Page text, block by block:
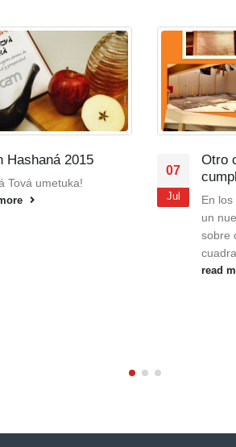
Jul
Otro compromiso
cumplido…
En los últimos días, se terminó